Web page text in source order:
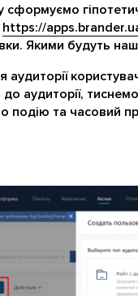
сформуємо
https://
Якими будуть
аудиторії
аудиторії,
подію та часовий